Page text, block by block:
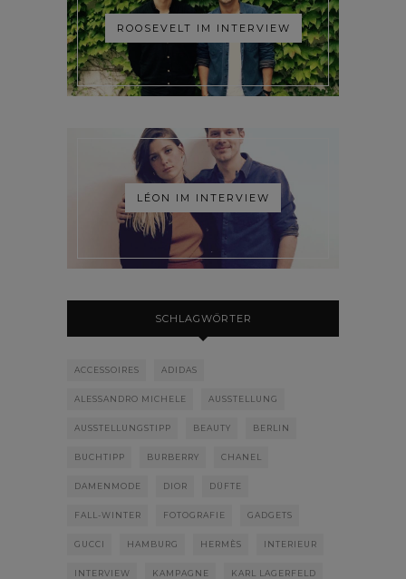
ROOSEVELT IM INTERVIEW
LÉON IM INTERVIEW
SCHLAGWÖRTER
ACCESSOIRES ADIDAS
ALESSANDRO MICHELE AUSSTELLUNG
AUSSTELLUNGSTIPP BEAUTY BERLIN
BUCHTIPP BURBERRY CHANEL
DAMENMODE DIOR DÜFTE
FALL-WINTER FOTOGRAFIE GADGETS
GUCCI HAMBURG HERMÈS INTERIEUR
INTERVIEW KAMPAGNE KARL LAGERFELD